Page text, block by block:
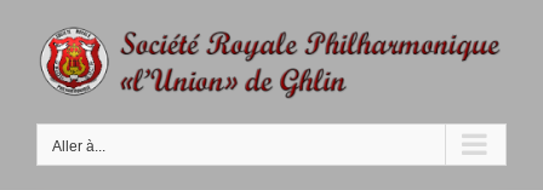
contenu
Aller à...